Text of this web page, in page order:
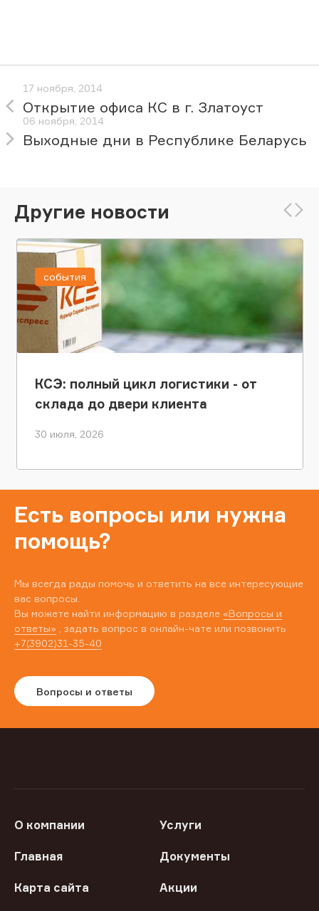
17 ноября, 2014
Открытие офиса КС в г. Златоуст
06 ноября, 2014
Выходные дни в Республике Беларусь
Другие новости
КСЭ: полный цикл логистики - от
склада до двери клиента
30 июля, 2026
события
Есть вопросы или нужна
помощь?
Мы всегда рады помочь и ответить на все интересующие
вас вопросы.
Вы можете найти информацию в разделе «Вопросы и
ответы» , задать вопрос в онлайн-чате или позвонить
+7(3902)31-35-40
Вопросы и ответы
О компании Услуги
Главная Документы
Карта сайта Акции